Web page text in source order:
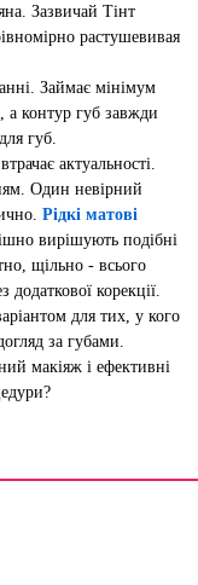
Зазвичай Тінт
растушевивая
Займає мінімум
а контур губ завжди
губ.
актуальності.
Один невірний
Рідкі матові
вирішують подібні
щільно - всього
корекції.
для тих, у кого
за губами.
макіяж і ефективні